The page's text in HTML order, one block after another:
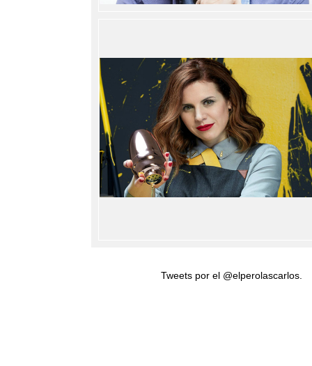
Tweets por el @elperolascarlos.